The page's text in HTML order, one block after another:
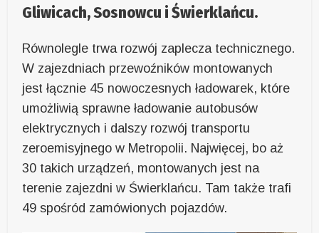
Gliwicach, Sosnowcu i Świerklańcu.
Równolegle trwa rozwój zaplecza technicznego.
W zajezdniach przewoźników montowanych
jest łącznie 45 nowoczesnych ładowarek, które
umożliwią sprawne ładowanie autobusów
elektrycznych i dalszy rozwój transportu
zeroemisyjnego w Metropolii. Najwięcej, bo aż
30 takich urządzeń, montowanych jest na
terenie zajezdni w Świerklańcu. Tam także trafi
49 spośród zamówionych pojazdów.